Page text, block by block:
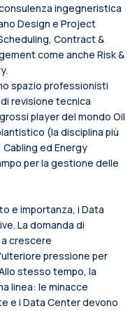
ingegneristica
Design e Project
Contract &
come anche Risk &
spazio professionisti
revisione tecnica
player del mondo Oil
(la disciplina più
ed Energy
per la gestione delle
e importanza, i Data
La domanda di
crescere
pressione per
stesso tempo, la
linea: le minacce
e i Data Center devono